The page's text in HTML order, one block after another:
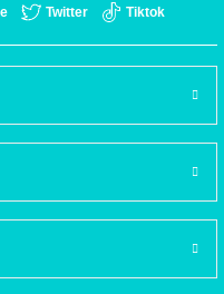
Twitter Tiktok